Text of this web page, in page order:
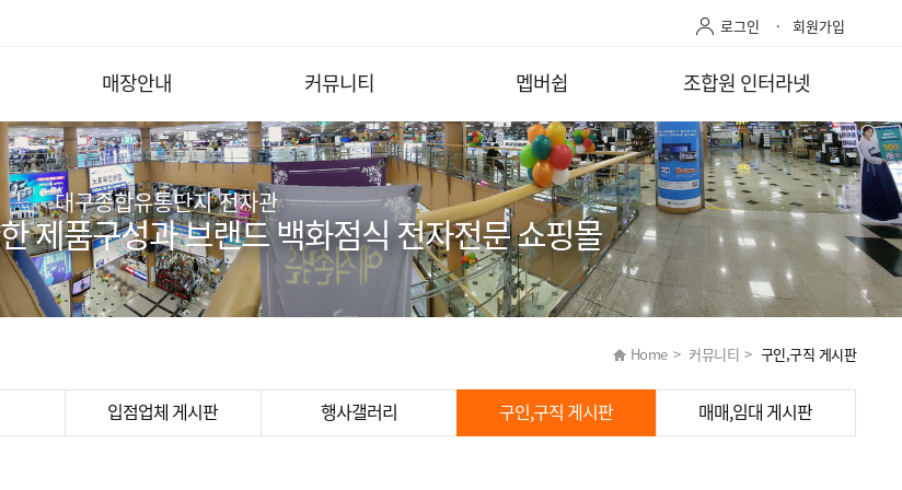
로그인 회원가입
매장안내 커뮤니티 멥버쉽 조합원 인터라넷
대구종합유통단지 전자관
제품구성과 브랜드 백화점식 전자전문 쇼핑몰
Home > 커뮤니티 > 구인,구직 게시판
입점업체 게시판 행사갤러리 구인,구직 게시판 매매,임대 게시판